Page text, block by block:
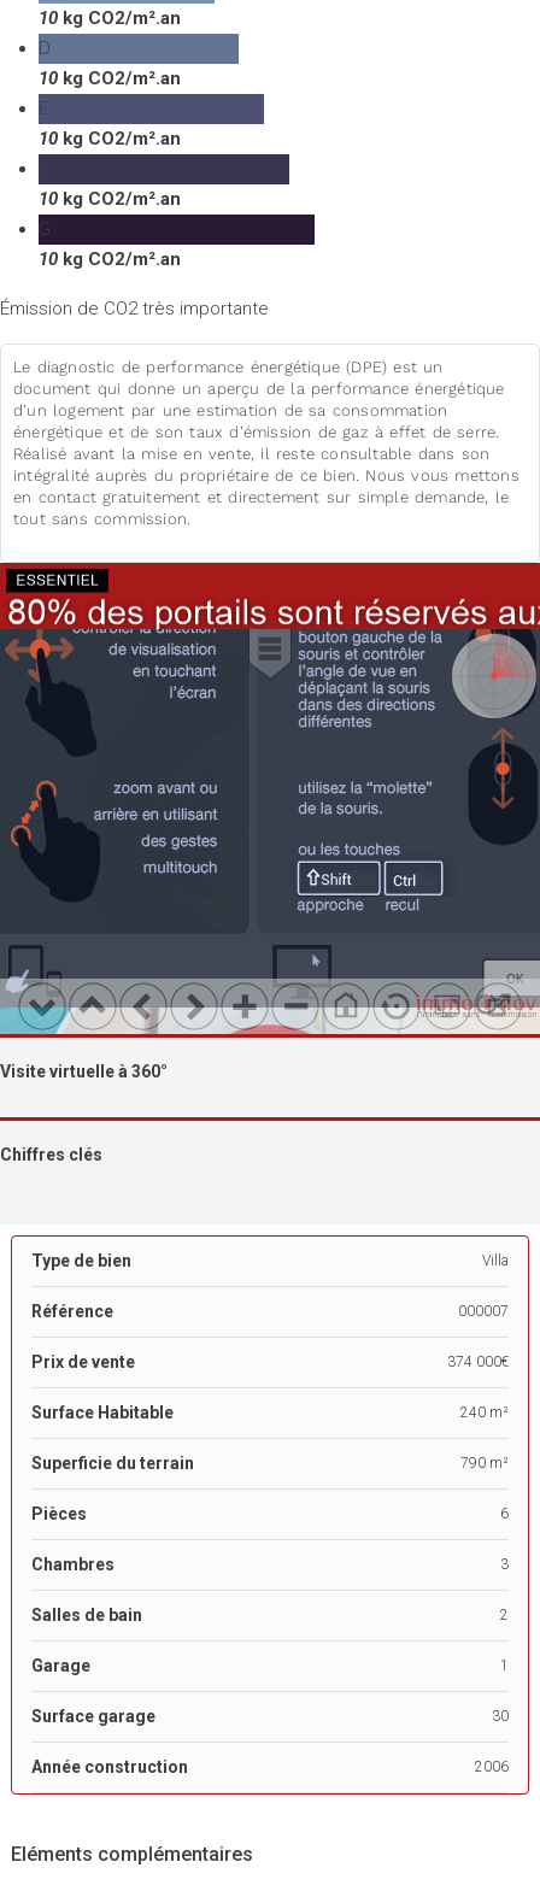
10 kg CO2/m².an
D
10 kg CO2/m².an
E
10 kg CO2/m².an
10 kg CO2/m².an
G
10 kg CO2/m².an
Émission de CO2 très importante
Le diagnostic de performance énergétique (DPE) est un
document qui donne un aperçu de la performance énergétique
d’un logement par une estimation de sa consommation
énergétique et de son taux d’émission de gaz à effet de serre.
Réalisé avant la mise en vente, il reste consultable dans son
intégralité auprès du propriétaire de ce bien. Nous vous mettons
en contact gratuitement et directement sur simple demande, le
tout sans commission.
Visite virtuelle à 360°
Chiffres clés
Type de bien Villa
Référence 000007
Prix de vente 374 000€
Surface Habitable 240 m²
Superficie du terrain 790 m²
Pièces 6
Chambres 3
Salles de bain 2
Garage 1
Surface garage 30
Année construction 2006
Eléments complémentaires